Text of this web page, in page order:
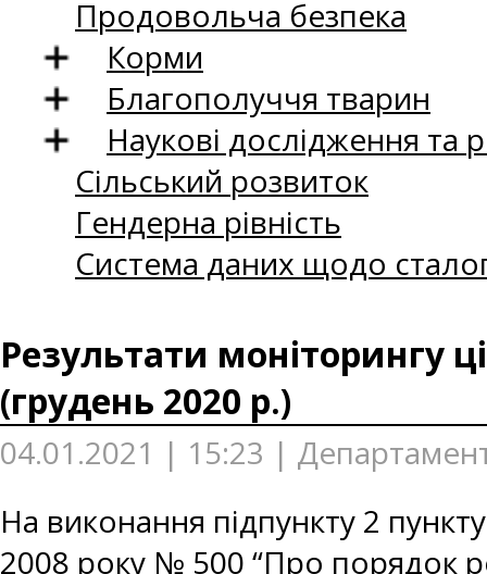
Продовольча безпека
Корми
Благополуччя тварин
Наукові дослідження та
Сільський розвиток
Гендерна рівність
Система даних щодо
Результати моніторингу
(грудень 2020 р.)
04.01.2021 | 15:23 |
На виконання підпункту 2
2008 року № 500 “Про порядок